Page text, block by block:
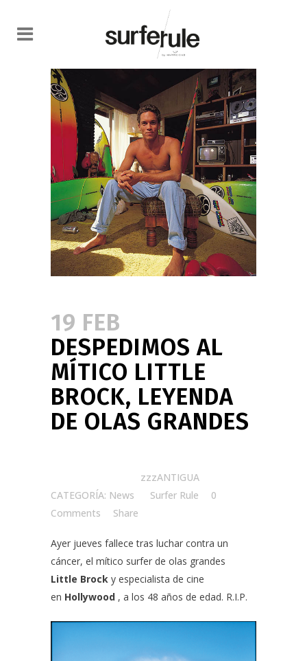
19 FEB
DESPEDIMOS AL
MÍTICO LITTLE
BROCK, LEYENDA
DE OLAS GRANDES
zzzANTIGUA
CATEGORÍA: News
Surfer Rule
0
Comments
Share
Ayer jueves fallece tras luchar contra un
cáncer, el mítico surfer de olas grandes
Little Brock y especialista de cine
en Hollywood , a los 48 años de edad. R.I.P.